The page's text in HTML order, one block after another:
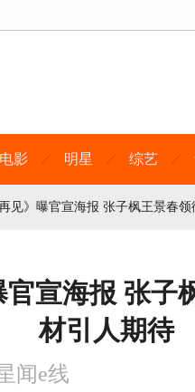
电影 明星 综艺
见》曝官宣海报 张子枫王景春
宣海报 张子
材引人期待
闻e线